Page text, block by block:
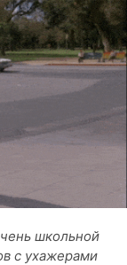
школьной
с ухажерами